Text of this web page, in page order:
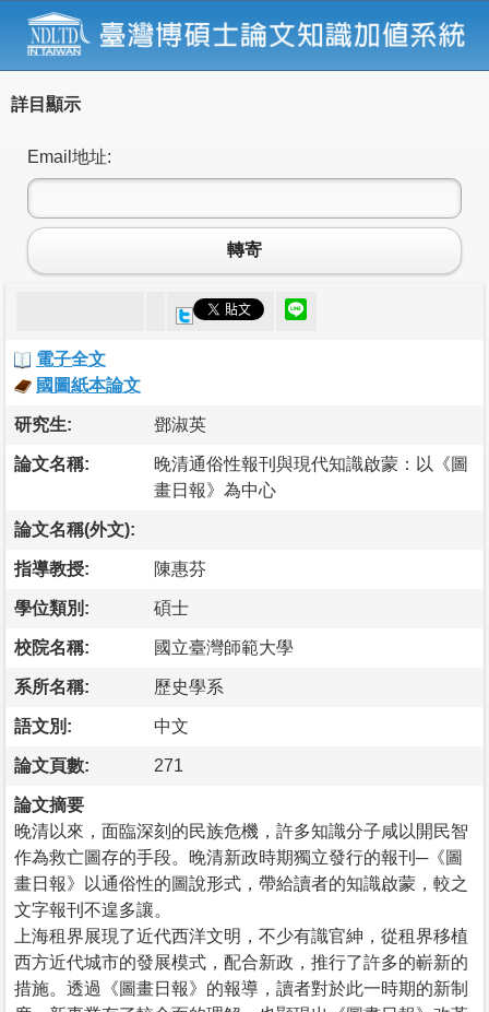
詳目顯示
Email地址:
轉寄
電子全文
國圖紙本論文
研究生: 鄧淑英
論文名稱:
晚清通俗性報刊與現代知識啟蒙：以《圖
畫日報》為中心
論文名稱(外文):
指導教授: 陳惠芬
學位類別: 碩士
校院名稱: 國立臺灣師範大學
系所名稱: 歷史學系
語文別: 中文
論文頁數: 271
論文摘要
晚清以來，面臨深刻的民族危機，許多知識分子咸以開民智
作為救亡圖存的手段。晚清新政時期獨立發行的報刊─《圖
畫日報》以通俗性的圖說形式，帶給讀者的知識啟蒙，較之
文字報刊不遑多讓。
上海租界展現了近代西洋文明，不少有識官紳，從租界移植
西方近代城市的發展模式，配合新政，推行了許多的嶄新的
措施。透過《圖畫日報》的報導，讀者對於此一時期的新制